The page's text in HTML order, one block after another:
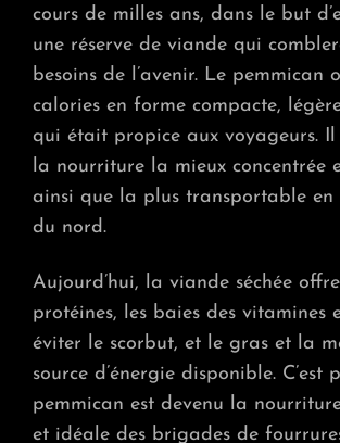
cours de milles ans, dans le but
une réserve de viande qui
besoins de l’avenir. Le pemmican
calories en forme compacte,
qui était propice aux voyageurs. Il
la nourriture la mieux concentrée
ainsi que la plus transportable en
du nord.
Aujourd’hui, la viande séchée
protéines, les baies des vitamines
éviter le scorbut, et le gras et la
source d’énergie disponible. C’est
pemmican est devenu la
et idéale des brigades de